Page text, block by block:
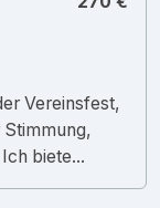
Vereinsfest,
biete...